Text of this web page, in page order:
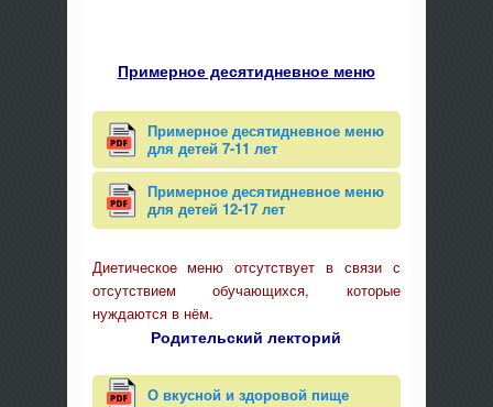
Примерное десятидневное меню
Примерное десятидневное меню
для детей 7-11 лет
Примерное десятидневное меню
для детей 12-17 лет
Диетическое меню отсутствует в связи с
отсутствием обучающихся, которые
нуждаются в нём.
Родительский лекторий
О вкусной и здоровой пище